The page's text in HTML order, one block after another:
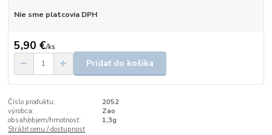
Nie sme platcovia DPH
5,90 €/ks
Pridať do košíka
Číslo produktu:
2052
výrobca:
Zao
obsah/objem/hmotnosť:
1,3g
Strážiť cenu / dostupnosť